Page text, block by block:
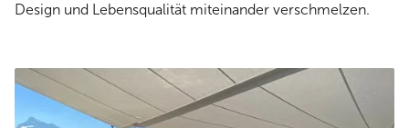
Design und Lebensqualität miteinander verschmelzen.